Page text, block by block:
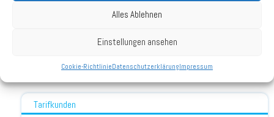
Alles Ablehnen
Einstellungen ansehen
Cookie-RichtlinieDatenschutzerklärungImpressum
SEPA-Mandat erteilen, damit Sie weiterhin per Lastschrift bezahlen
Ersteinzug mindestens 10 Werktage, bei Änderungsmitteilung
Tarifkunden